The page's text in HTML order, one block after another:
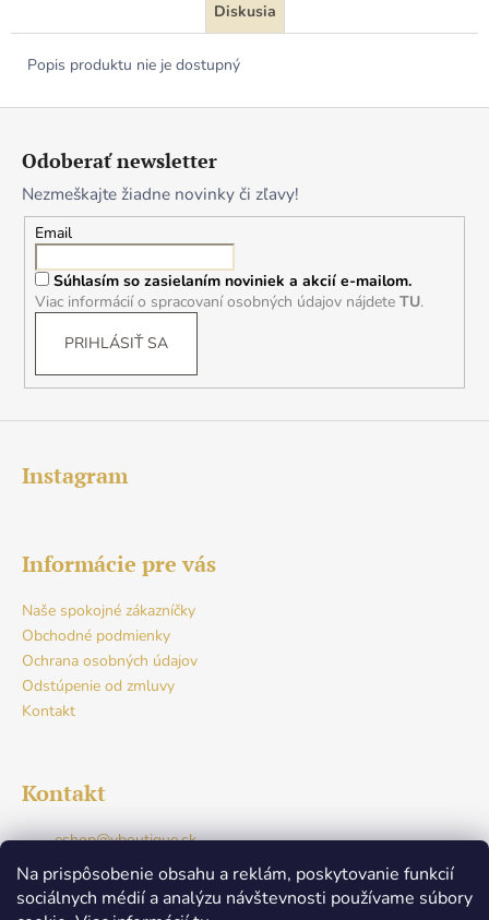
Na prispôsobenie obsahu a reklám, poskytovanie funkcií
sociálnych médií a analýzu návštevnosti používame súbory
Diskusia
Popis produktu nie je dostupný
Odoberať newsletter
Nezmeškajte žiadne novinky či zľavy!
Email
Súhlasím so zasielaním noviniek a akcií e-mailom.
Viac informácií o spracovaní osobných údajov nájdete TU.
PRIHLÁSIŤ SA
Instagram
Informácie pre vás
Naše spokojné zákazníčky
Obchodné podmienky
Ochrana osobných údajov
Odstúpenie od zmluvy
Kontakt
Kontakt
eshop@vboutique.sk
+421917765941
Facebook
v.boutique.dunajskastreda